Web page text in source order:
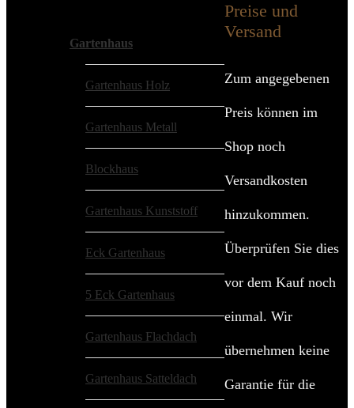
Gartenhaus
Gartenhaus Holz
Gartenhaus Metall
Blockhaus
Gartenhaus Kunststoff
Eck Gartenhaus
5 Eck Gartenhaus
Gartenhaus Flachdach
Gartenhaus Satteldach
Preise und
Versand
Zum angegebenen
Preis können im
Shop noch
Versandkosten
hinzukommen.
Überprüfen Sie dies
vor dem Kauf noch
einmal. Wir
übernehmen keine
Garantie für die